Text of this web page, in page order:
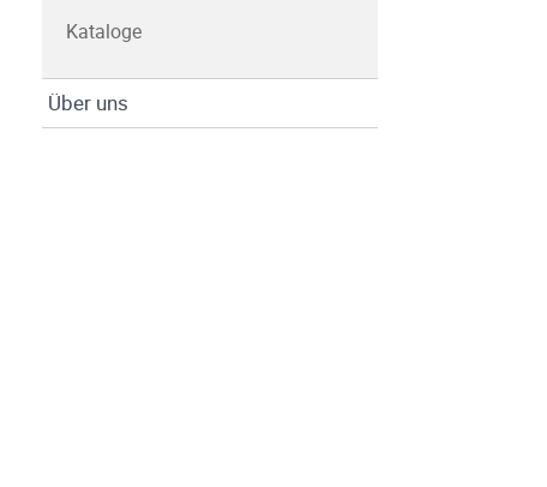
Kataloge
Über uns